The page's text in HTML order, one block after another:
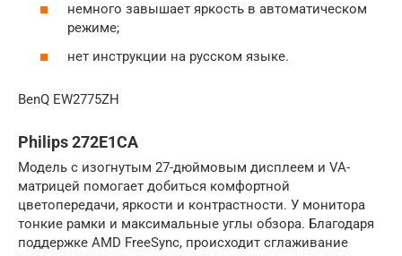
немного завышает яркость в автоматическом
режиме;
нет инструкции на русском языке.
BenQ EW2775ZH
Philips 272E1CA
Модель с изогнутым 27-дюймовым дисплеем и VA-
матрицей помогает добиться комфортной
цветопередачи, яркости и контрастности. У монитора
тонкие рамки и максимальные углы обзора. Благодаря
поддержке AMD FreeSync, происходит сглаживание